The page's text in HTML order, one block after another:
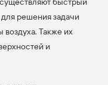
быстрый
решения задачи
Также их
и